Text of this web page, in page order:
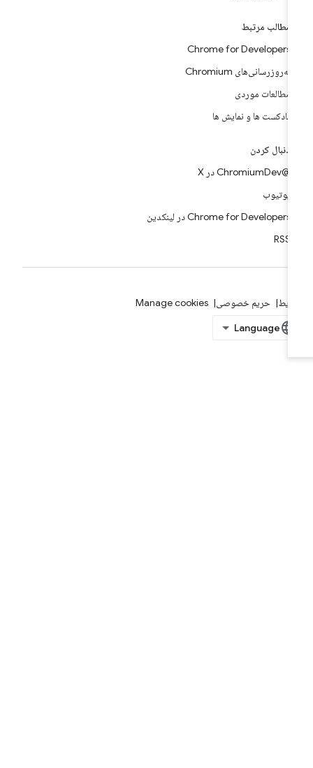
مطالب مرتبط
Chrome for Developers
به‌روزرسانی‌های Chromium
مطالعات موردی
پادکست ها و نمایش ها
دنبال کردن
یوتیوب
Chrome for Developers در لینکدین
حریم خصوصی Manage cookies